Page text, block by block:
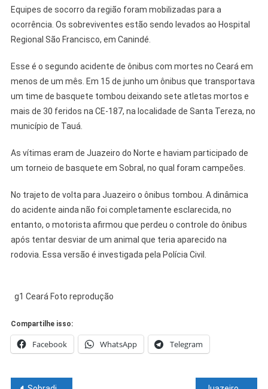
Equipes de socorro da região foram mobilizadas para a
ocorrência. Os sobreviventes estão sendo levados ao Hospital
Regional São Francisco, em Canindé.
Esse é o segundo acidente de ônibus com mortes no Ceará em
menos de um mês. Em 15 de junho um ônibus que transportava
um time de basquete tombou deixando sete atletas mortos e
mais de 30 feridos na CE-187, na localidade de Santa Tereza, no
município de Tauá.
As vítimas eram de Juazeiro do Norte e haviam participado de
um torneio de basquete em Sobral, no qual foram campeões.
No trajeto de volta para Juazeiro o ônibus tombou. A dinâmica
do acidente ainda não foi completamente esclarecida, no
entanto, o motorista afirmou que perdeu o controle do ônibus
após tentar desviar de um animal que teria aparecido na
rodovia. Essa versão é investigada pela Polícia Civil.
g1 Ceará Foto reprodução
Compartilhe isso:
Facebook WhatsApp Telegram